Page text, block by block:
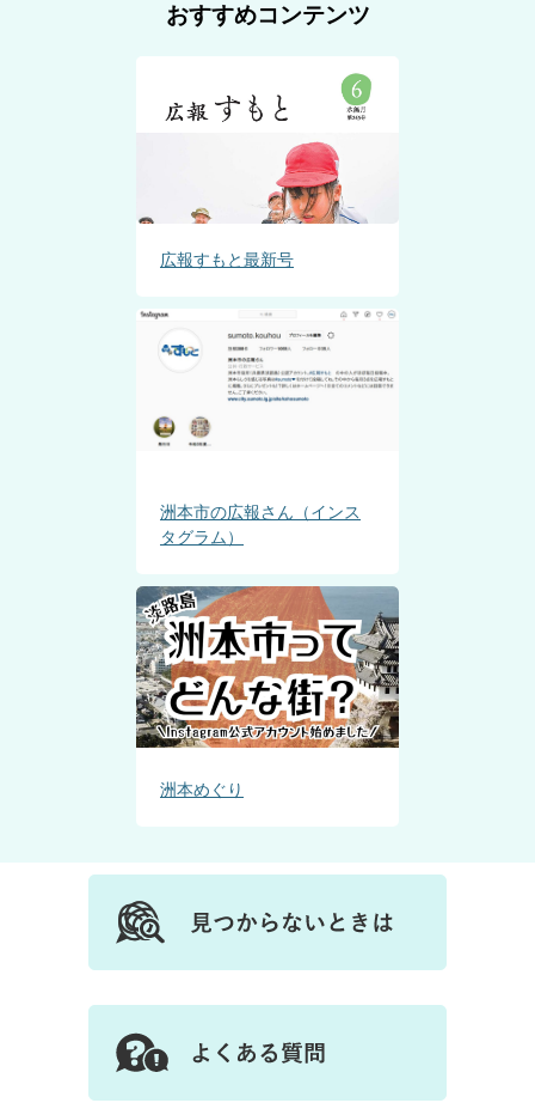
おすすめコンテンツ
広報すもと最新号
洲本市の広報さん（インス
タグラム）
洲本めぐり